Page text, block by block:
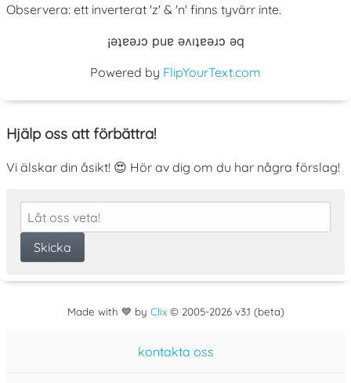
Observera: ett inverterat 'z' & 'n' finns tyvärr inte.
¡əʇɐəɹɔ puɐ əʌıʇɐəɹɔ əq
Powered by FlipYourText.com
Hjälp oss att förbättra!
Vi älskar din åsikt! 😍 Hör av dig om du har några förslag!
Made with 💙 by Clix© 2005-2026 v3.1 (beta)
kontakta oss